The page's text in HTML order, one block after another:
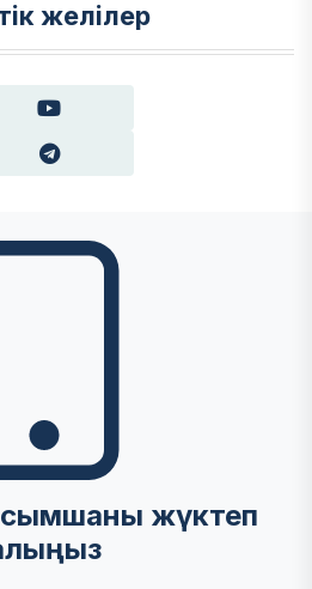
желілер
жүктеп